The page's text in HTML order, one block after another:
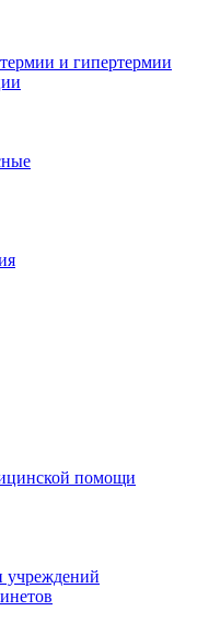
и гипертермии
помощи
учреждений